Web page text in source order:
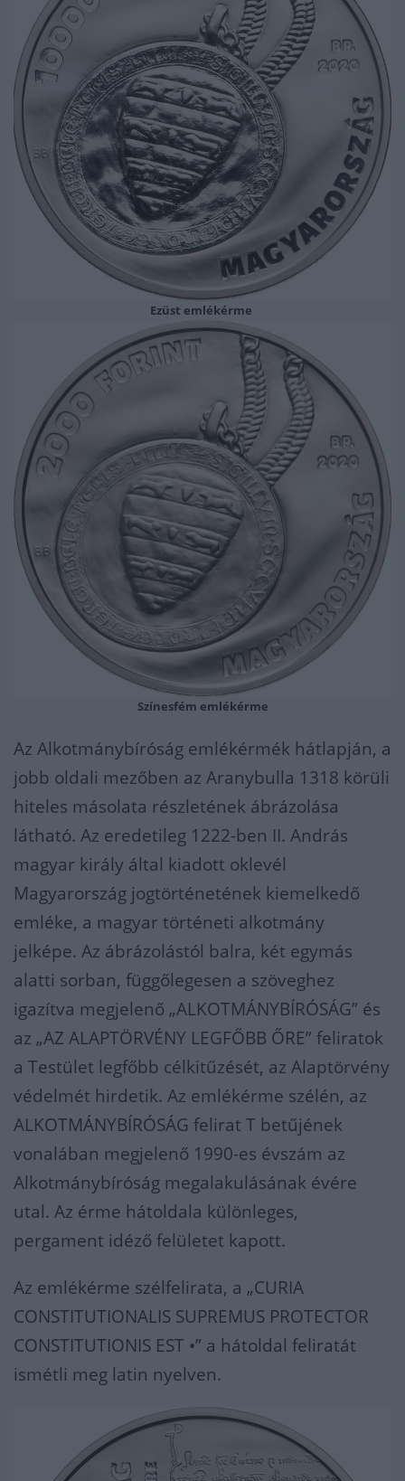
Ezüst emlékérme
Színesfém emlékérme
Az Alkotmánybíróság emlékérmék hátlapján, a
jobb oldali mezőben az Aranybulla 1318 körüli
hiteles másolata részletének ábrázolása
látható. Az eredetileg 1222-ben II. András
magyar király által kiadott oklevél
Magyarország jogtörténetének kiemelkedő
emléke, a magyar történeti alkotmány
jelképe. Az ábrázolástól balra, két egymás
alatti sorban, függőlegesen a szöveghez
igazítva megjelenő „ALKOTMÁNYBÍRÓSÁG” és
az „AZ ALAPTÖRVÉNY LEGFŐBB ŐRE” feliratok
a Testület legfőbb célkitűzését, az Alaptörvény
védelmét hirdetik. Az emlékérme szélén, az
ALKOTMÁNYBÍRÓSÁG felirat T betűjének
vonalában megjelenő 1990-es évszám az
Alkotmánybíróság megalakulásának évére
utal. Az érme hátoldala különleges,
pergament idéző felületet kapott.
Az emlékérme szélfelirata, a „CURIA
CONSTITUTIONALIS SUPREMUS PROTECTOR
CONSTITUTIONIS EST •” a hátoldal feliratát
ismétli meg latin nyelven.